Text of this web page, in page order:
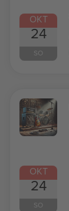
OKT
24
SO
OKT
24
SO